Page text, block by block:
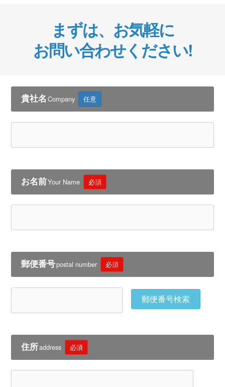
まずは、お気軽に
お問い合わせください!
貴社名 Company 任意
お名前Your Name 必須
郵便番号postal number 必須
郵便番号検索
住所address 必須